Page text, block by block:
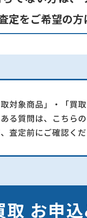
定をご希望の方
取 お申